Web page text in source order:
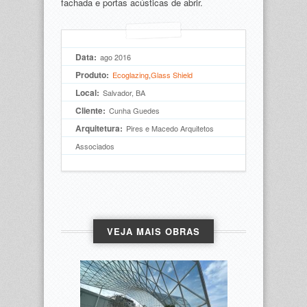
Data: ago 2016
Produto: EcoglazingGlass Shield
Local: Salvador, BA
Cliente: Cunha Guedes
Arquitetura: Pires e Macedo Arquitetos
Associados
VEJA MAIS OBRAS